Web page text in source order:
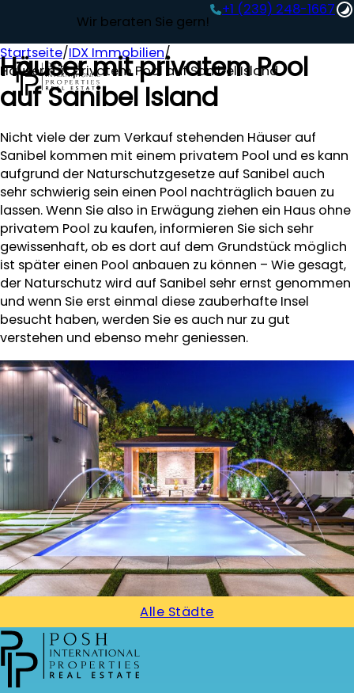
Wir beraten Sie gern!
+1 (239) 248-1667‬
Startseite/IDX Immobilien/
Häuser mit privatem Pool auf Sanibel Island
Häuser mit privatem Pool
auf Sanibel Island
Nicht viele der zum Verkauf stehenden Häuser auf
Sanibel kommen mit einem privatem Pool und es kann
aufgrund der Naturschutzgesetze auf Sanibel auch
sehr schwierig sein einen Pool nachträglich bauen zu
lassen. Wenn Sie also in Erwägung ziehen ein Haus ohne
privatem Pool zu kaufen, informieren Sie sich sehr
gewissenhaft, ob es dort auf dem Grundstück möglich
ist später einen Pool anbauen zu können – Wie gesagt,
der Naturschutz wird auf Sanibel sehr ernst genommen
und wenn Sie erst einmal diese zauberhafte Insel
besucht haben, werden Sie es auch nur zu gut
verstehen und ebenso mehr geniessen.
Alle Städte